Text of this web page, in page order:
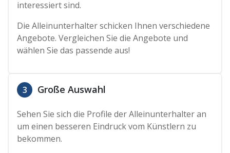
interessiert sind.
Die Alleinunterhalter schicken Ihnen verschiedene
Angebote. Vergleichen Sie die Angebote und
wählen Sie das passende aus!
3 Große Auswahl
Sehen Sie sich die Profile der Alleinunterhalter an
um einen besseren Eindruck vom Künstlern zu
bekommen.